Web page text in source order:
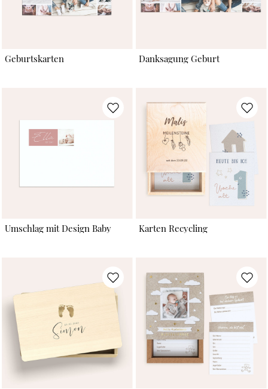
Geburtskarten Danksagung Geburt
Umschlag mit Design Baby Karten Recycling